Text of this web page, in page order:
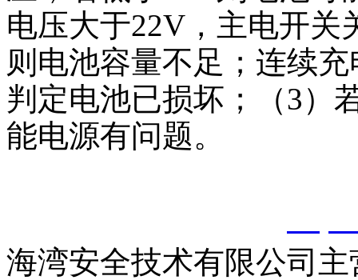
电压大于22V，主电开关
则电池容量不足；连续
判定电池已损坏；（3）
能电源有问题。
海湾安全技术有限公司